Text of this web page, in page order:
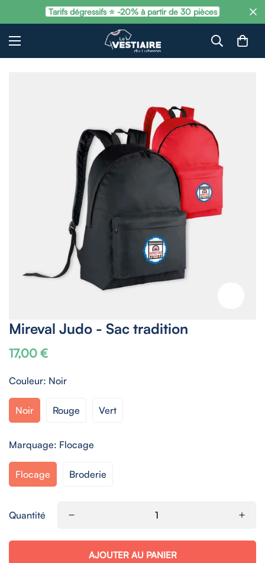
Tarifs dégressifs ⭐ -20% à partir de 30 pièces
Mireval Judo - Sac tradition
Prix
habituel
17,00 €
Couleur: Noir
Noir Rouge Vert
Marquage: Flocage
Flocage Broderie
Quantité
AJOUTER AU PANIER